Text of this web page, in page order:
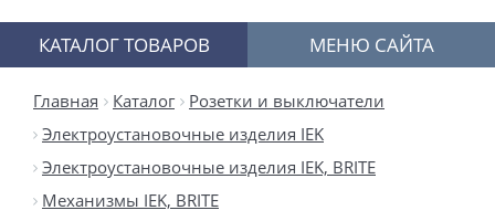
КАТАЛОГ ТОВАРОВ МЕНЮ САЙТА
Главная Каталог
Розетки и выключатели
Электроустановочные изделия IEK
Электроустановочные изделия IEK, BRITE
Механизмы IEK, BRITE